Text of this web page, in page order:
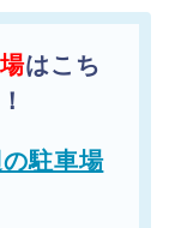
はこち
駐車場